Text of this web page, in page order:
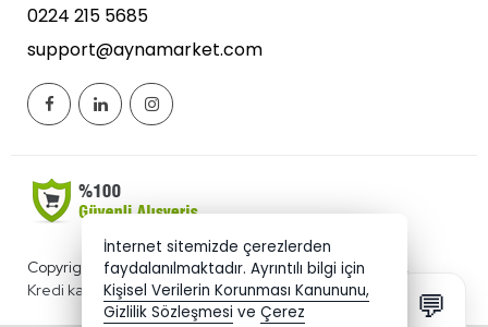
0224 215 5685
support@aynamarket.com
Copyright 2026 aynamarket.com - Tüm hakları saklıdır.
Kredi kartı bilgileriniz 256bit SSL sertifikası ile korunmaktadır.
💬
İnternet sitemizde çerezlerden
faydalanılmaktadır. Ayrıntılı bilgi için
Kişisel Verilerin Korunması Kanununu,
Gizlilik Sözleşmesi ve Çerez